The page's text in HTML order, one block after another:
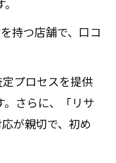
持つ店舗で、口コ
プロセスを提供
。さらに、「リサ
が親切で、初め